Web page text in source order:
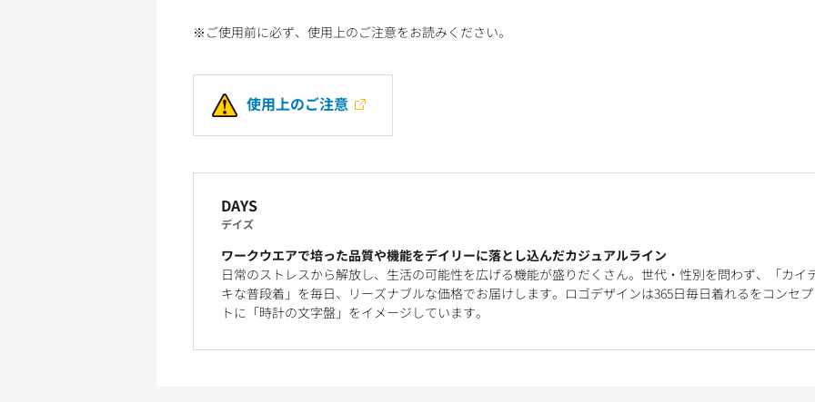
※ご使用前に必ず、使用上のご注意をお読みください。
使用上のご注意
DAYS
デイズ
ワークウエアで培った品質や機能をデイリーに落とし込んだカジュアルライン
日常のストレスから解放し、生活の可能性を広げる機能が盛りだくさん。世代・性別を問わず、「カイ
キな普段着」を毎日、リーズナブルな価格でお届けします。ロゴデザインは365日毎日着れるをコンセプ
トに「時計の文字盤」をイメージしています。